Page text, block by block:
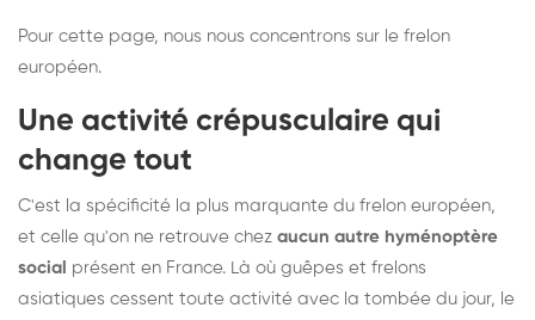
Pour cette page, nous nous concentrons sur le frelon
européen.
Une activité crépusculaire qui
change tout
C'est la spécificité la plus marquante du frelon européen,
et celle qu'on ne retrouve chez aucun autre hyménoptère
social présent en France. Là où guêpes et frelons
asiatiques cessent toute activité avec la tombée du jour, le